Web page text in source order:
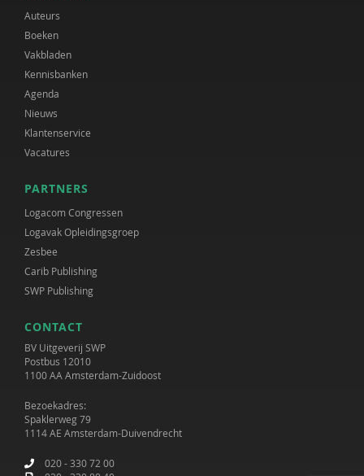
Auteurs
Boeken
Vakbladen
Kennisbanken
Agenda
Nieuws
Klantenservice
Vacatures
PARTNERS
Logacom Congressen
Logavak Opleidingsgroep
Zesbee
Carib Publishing
SWP Publishing
CONTACT
BV Uitgeverij SWP
Postbus 12010
1100 AA Amsterdam-Zuidoost
Bezoekadres:
Spaklerweg 79
1114 AE Amsterdam-Duivendrecht
020 - 330 72 00